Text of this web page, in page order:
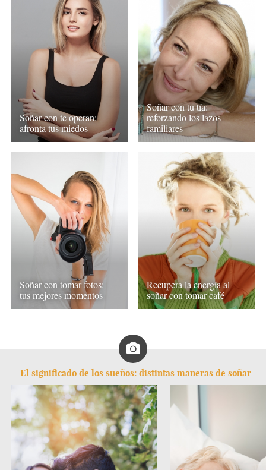
Soñar con te operan:
afronta tus miedos
Soñar con tu tía:
reforzando los lazos
familiares
Soñar con tomar fotos:
tus mejores momentos
Recupera la energía al
soñar con tomar café
El significado de los sueños: distintas maneras de soñar